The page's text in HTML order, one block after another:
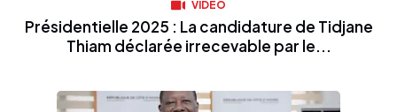
VIDÉO
Présidentielle 2025 : La candidature de Tidjane
Thiam déclarée irrecevable par le...